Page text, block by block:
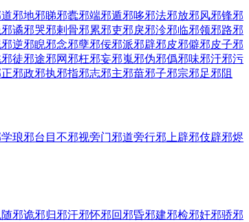
邪地邪睇邪蠹邪端邪遁邪哆邪法邪放邪风邪锋邪
邪谲邪哭邪剌骨邪累邪吏邪戾邪沴邪临邪领邪路邪
邪逆邪睨邪念邪孽邪佞邪派邪辟邪皮邪僻邪皮子邪
邪徒邪途邪网 邪枉邪妄邪嵬邪伪邪僞邪味邪汙邪污
邪政邪执 邪指邪志邪主邪葘邪子邪宗邪足邪阻
琅邪台 目不邪视旁门邪道旁行邪上辟邪伎辟邪烬
随邪诡邪归邪汗邪怀邪回邪昏邪建邪检邪奸邪骄邪